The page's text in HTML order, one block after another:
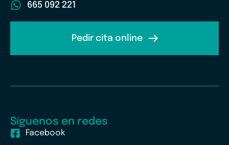
665 092 221
Pedir cita online
Síguenos en redes
Facebook